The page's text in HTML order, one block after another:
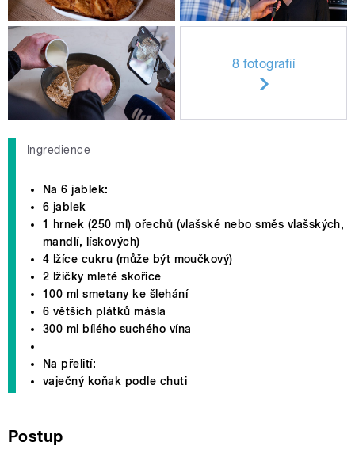
8 fotografií
Ingredience
Na 6 jablek:
6 jablek
1 hrnek (250 ml) ořechů (vlašské nebo směs vlašských,
mandlí, lískových)
4 lžíce cukru (může být moučkový)
2 lžičky mleté skořice
100 ml smetany ke šlehání
6 větších plátků másla
300 ml bílého suchého vína
Na přelití:
vaječný koňak podle chuti
Postup